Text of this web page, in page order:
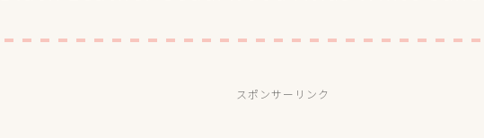
スポンサーリンク